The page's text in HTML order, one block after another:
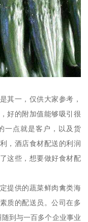
其一，仅供大家参考，
好的附加值能够吸引很
一点就是客户，以及货
，酒店食材配送的利润
这些，想要做好食材配
提供的蔬菜鲜肉禽类海
质的配送员。公司在多
到与一百多个企业事业